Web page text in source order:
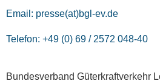
Email: presse(at)bgl-ev.de
Telefon: +49 (0) 69 / 2572 048-40
Bundesverband Güterkraftverkehr